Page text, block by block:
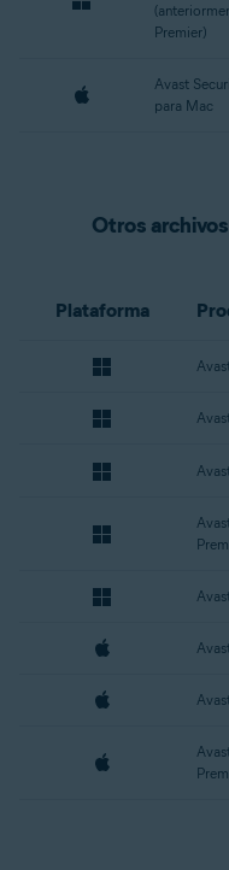
Premier)
Avast
para Mac
Otros
Plataforma